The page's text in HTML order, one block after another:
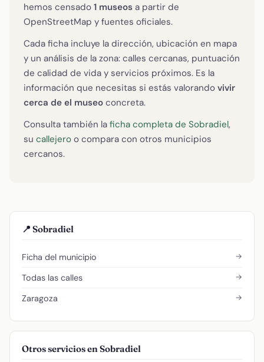
hemos censado 1 museos a partir de
OpenStreetMap y fuentes oficiales.
Cada ficha incluye la dirección, ubicación en mapa
y un análisis de la zona: calles cercanas, puntuación
de calidad de vida y servicios próximos. Es la
información que necesitas si estás valorando vivir
cerca de el museo concreta.
Consulta también la ficha completa de Sobradiel,
su callejero o compara con otros municipios
cercanos.
📍 Sobradiel
Ficha del municipio →
Todas las calles →
Zaragoza →
Otros servicios en Sobradiel